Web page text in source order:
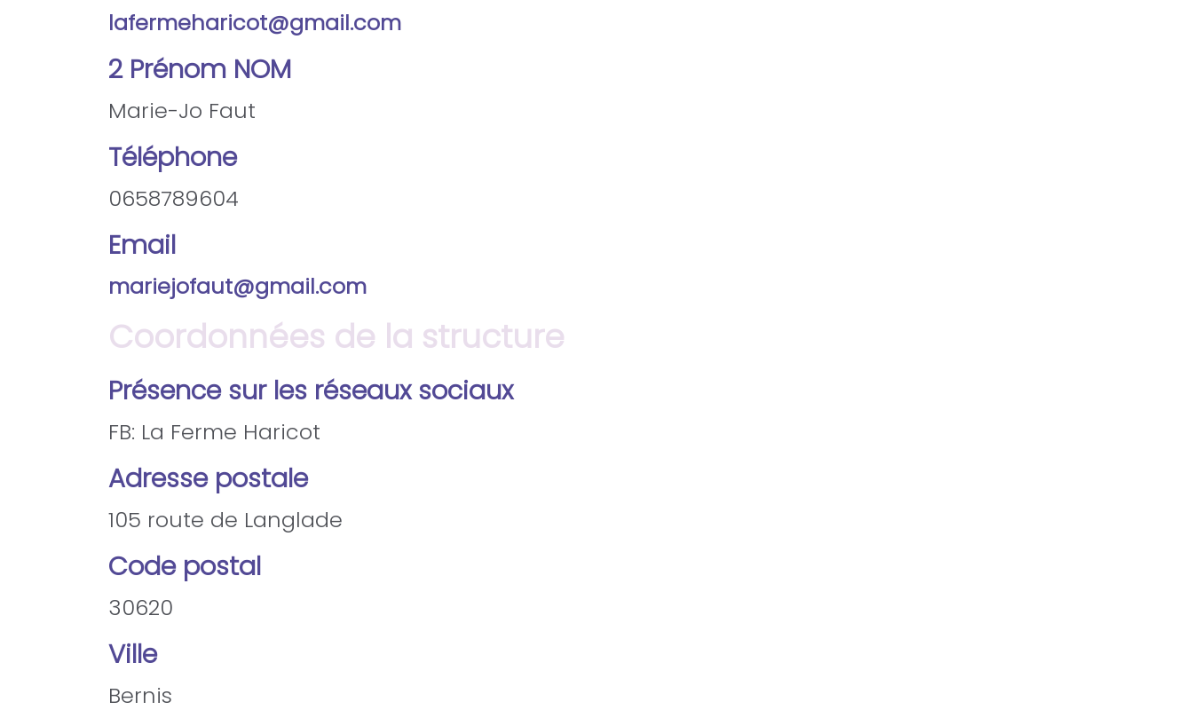
lafermeharicot@gmail.com
2 Prénom NOM
Marie-Jo Faut
Téléphone
0658789604
Email
mariejofaut@gmail.com
Coordonnées de la structure
Présence sur les réseaux sociaux
FB: La Ferme Haricot
Adresse postale
105 route de Langlade
Code postal
30620
Ville
Bernis